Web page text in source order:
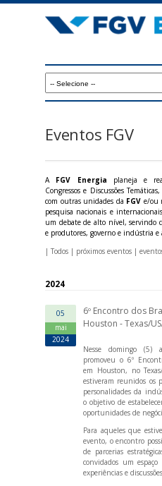
para
principal
V
r
a
Eventos FGV
A FGV Energia planeja e
Congressos e Discussões
com outras unidades da FGV e/ou
pesquisa nacionais e
um debate de alto nível, servindo
e produtores, governo e indústria e
| Todos | próximos eventos |
2024
05
mai
2024
6º Encontro dos
Houston - Texas/
Nesse domingo (5) a
promoveu o 6º
em Houston, no
estiveram reunidos os
personalidades da
o objetivo de
oportunidades de
Para aqueles que
evento, o encontro
de parcerias
convidados um
experiências e